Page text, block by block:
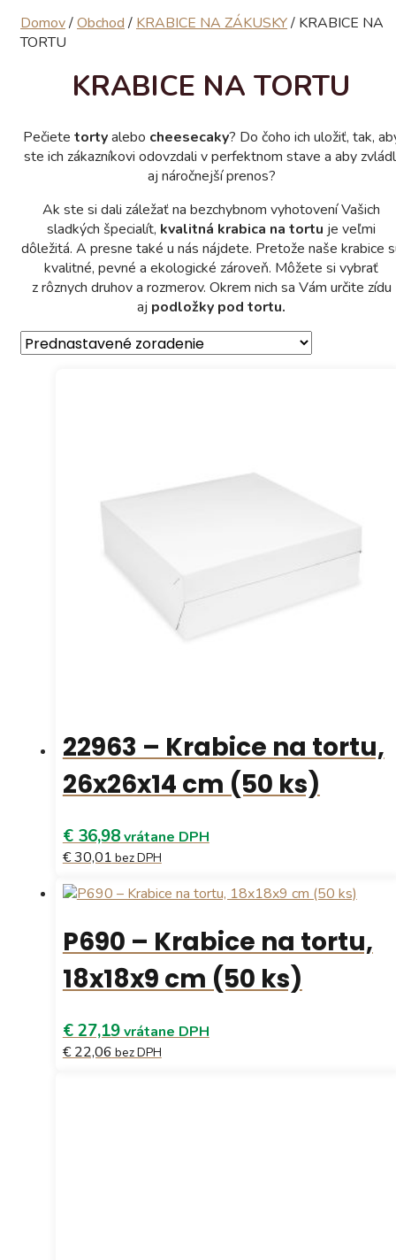
Domov/Obchod / KRABICE NA ZÁKUSKY/ KRABICE NA
TORTU
KRABICE NA TORTU
Pečiete tortyalebo cheesecaky? Do čoho ich uložiť, tak,
ste ich zákazníkovi odovzdali v perfektnom stave a aby
aj náročnejší prenos?
Ak ste si dali záležať na bezchybnom vyhotovení Vašich
sladkých špecialít, kvalitná krabica na tortu je veľmi
dôležitá. A presne také u nás nájdete. Pretože naše krabice
kvalitné, pevné a ekologické zároveň. Môžete si vybrať
z rôznych druhov a rozmerov. Okrem nich sa Vám určite zídu
aj podložky pod tortu.
22963 – Krabice na tortu,
26x26x14 cm (50 ks)
€ 36,98vrátane DPH
€ 30,01 bez DPH
P690 – Krabice na tortu,
18x18x9 cm (50 ks)
€ 27,19vrátane DPH
€ 22,06 bez DPH